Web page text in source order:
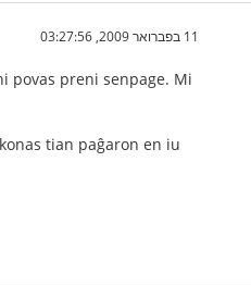
11 בפברואר 2009, 03:27:56
povas preni senpage. Mi
tian paĝaron en iu